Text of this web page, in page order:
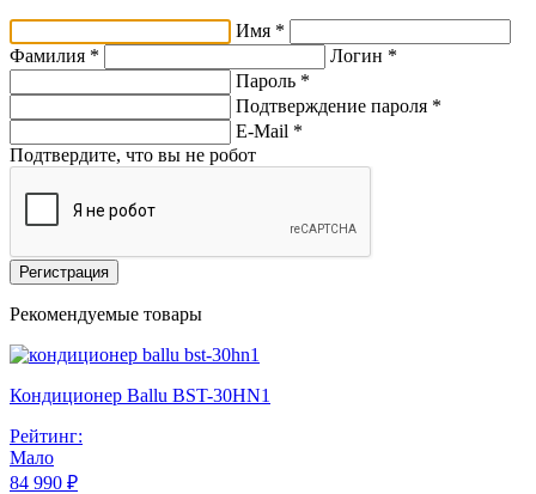
Имя *
Фамилия *
Логин *
Пароль *
Подтверждение пароля *
E-Mail *
Подтвердите, что вы не робот
Регистрация
Рекомендуемые товары
Кондиционер Ballu BST-30HN1
Рейтинг:
Мало
84 990 ₽